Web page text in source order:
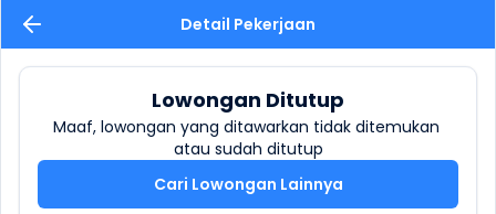
Detail Pekerjaan
Lowongan Ditutup
Maaf, lowongan yang ditawarkan tidak ditemukan
atau sudah ditutup
Cari Lowongan Lainnya